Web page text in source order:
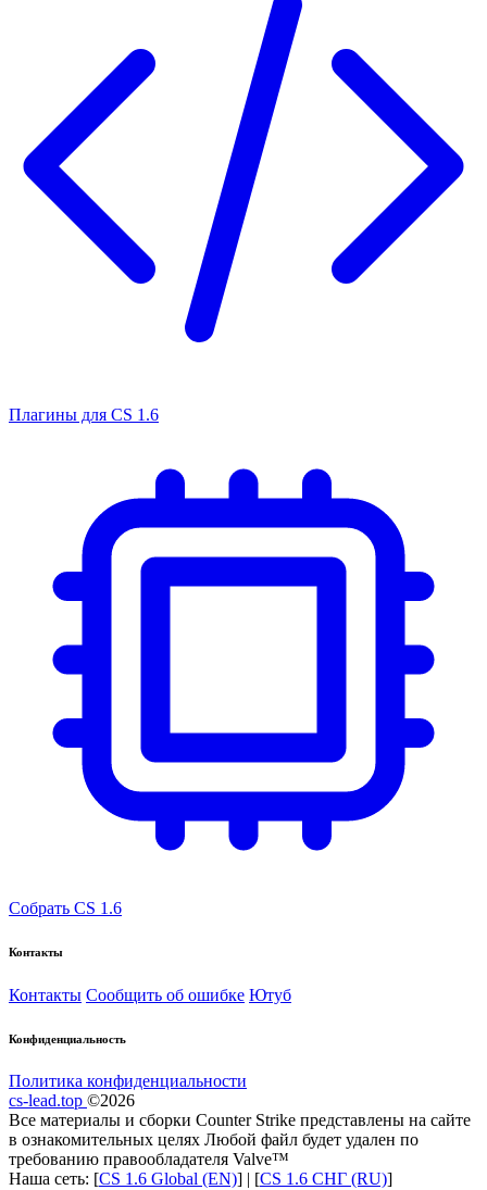
Плагины для CS 1.6
Собрать CS 1.6
Контакты
Контакты Сообщить об ошибке Ютуб
Конфиденциальность
Политика конфиденциальности
cs-lead.top ©2026
Все материалы и сборки Counter Strike представлены на сайте
в ознакомительных целях Любой файл будет удален по
требованию правообладателя Valve™
Наша сеть: [CS 1.6 Global (EN)] | [CS 1.6 СНГ (RU)]